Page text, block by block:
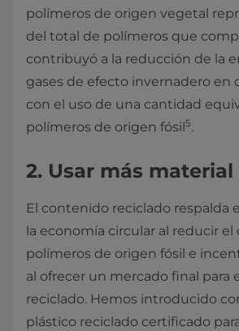
polímeros de origen vegetal
del total de polímeros que
contribuyó a la reducción de la
gases de efecto invernadero en
con el uso de una cantidad
polímeros de origen fósil 5.
2. Usar más
El contenido reciclado respalda
la economía circular al reducir
polímeros de origen fósil e
al ofrecer un mercado final para
reciclado. Hemos introducido
plástico reciclado certificado